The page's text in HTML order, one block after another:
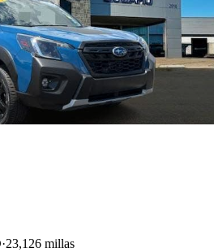
23,126 millas